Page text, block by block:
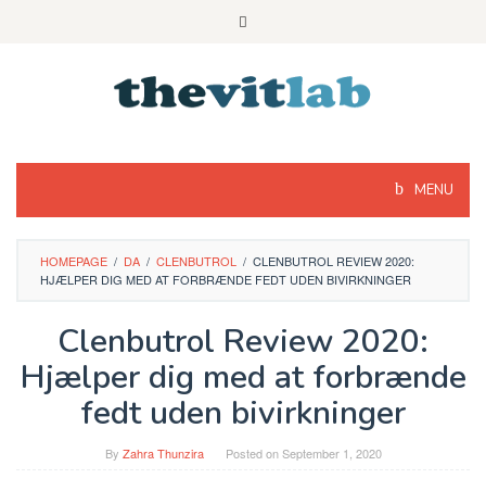
MENU
HOMEPAGE / DA / CLENBUTROL / CLENBUTROL REVIEW 2020:
HJÆLPER DIG MED AT FORBRÆNDE FEDT UDEN BIVIRKNINGER
Clenbutrol Review 2020:
Hjælper dig med at forbrænde
fedt uden bivirkninger
By Zahra Thunzira Posted onSeptember 1, 2020